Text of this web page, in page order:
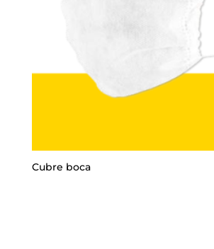
Cubre boca